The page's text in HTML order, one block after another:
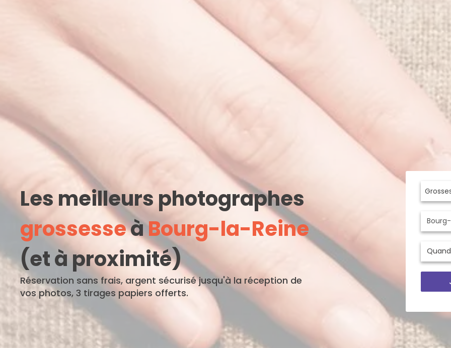
Les meilleurs photographes
grossesseàBourg-la-Reine
(et à proximité)
Réservation sans frais, argent sécurisé jusqu'à la réception de
vos photos, 3 tirages papiers offerts.